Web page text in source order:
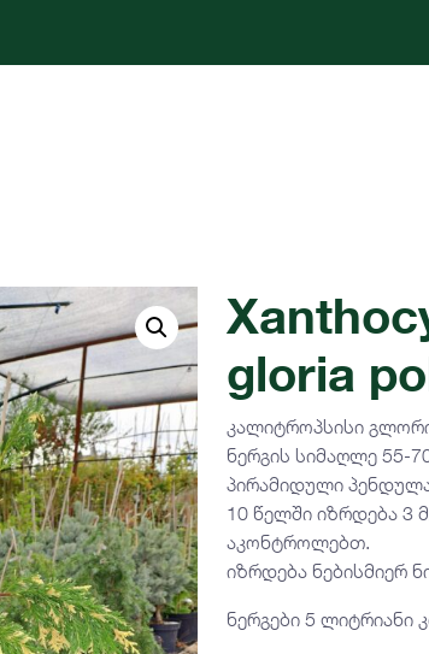
gloria
კალიტროპსისი
ნერგის სიმაღლე 55-
პირამიდული
10 წელში იზრდება
აკონტროლებთ.
იზრდება ნებისმიერ
ნერგები 5 ლიტრიანი